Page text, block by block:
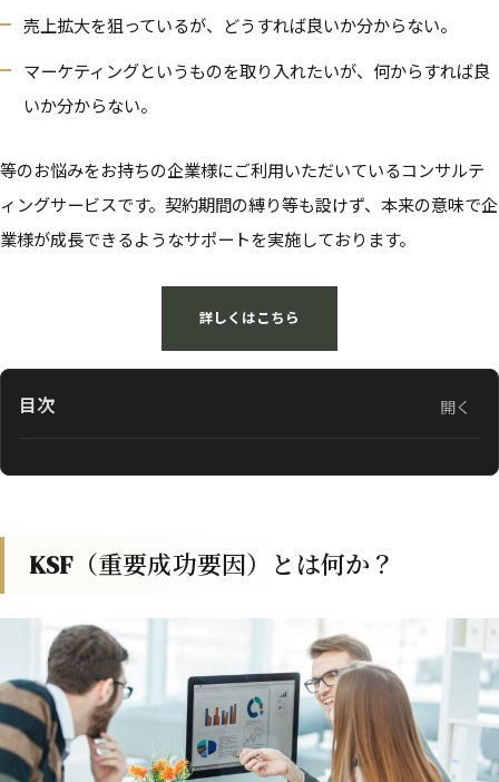
売上拡大を狙っているが、どうすれば良いか分からない。
マーケティングというものを取り入れたいが、何からすれば良
いか分からない。
等のお悩みをお持ちの企業様にご利用いただいているコンサルテ
ィングサービスです。契約期間の縛り等も設けず、本来の意味で企
業様が成長できるようなサポートを実施しております。
詳しくはこちら
目次 開く
KSF（重要成功要因）とは何か？